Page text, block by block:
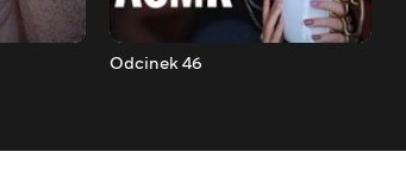
Odcinek 46